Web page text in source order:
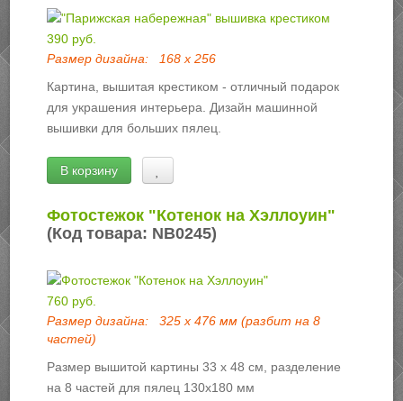
390 руб.
Размер дизайна:
168 х 256
Картина, вышитая крестиком - отличный подарок
для украшения интерьера. Дизайн машинной
вышивки для больших пялец.
В корзину
Фотостежок "Котенок на Хэллоуин"
(Код товара: NB0245)
760 руб.
Размер дизайна:
325 х 476 мм (разбит на 8
частей)
Размер вышитой картины 33 х 48 см, разделение
на 8 частей для пялец 130х180 мм